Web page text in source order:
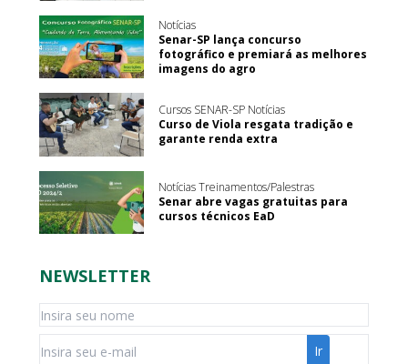
Notícias
Senar-SP lança concurso
fotográfico e premiará as melhores
imagens do agro
Cursos SENAR-SP Notícias
Curso de Viola resgata tradição e
garante renda extra
Notícias Treinamentos/Palestras
Senar abre vagas gratuitas para
cursos técnicos EaD
NEWSLETTER